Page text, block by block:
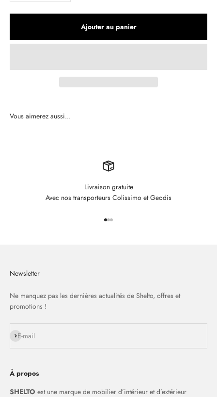
Ajouter au panier
Livraison gratuite
Avec nos transporteurs Colissimo et Geodis
Newsletter
Ne manquez pas les dernières actualités de Shelto, offres et
promotions !
E-mail
S'inscrire
À propos
SHELTO est une marque de mobilier d’intérieur et d’extérieur